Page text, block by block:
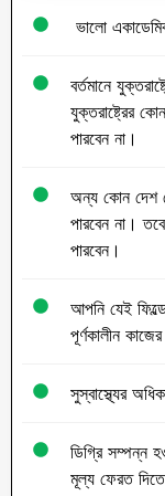
ভালো
বর্তমানে
যুক্তরাষ্ট্রের
পারবেন না।
অন্য কোন দেশ
পারবেন না।
পারবেন।
আপনি যেই
পূর্ণকালীন
সুস্বাস্থ্যের
ডিগ্রি সম্পন্ন
মূল্য ফেরত